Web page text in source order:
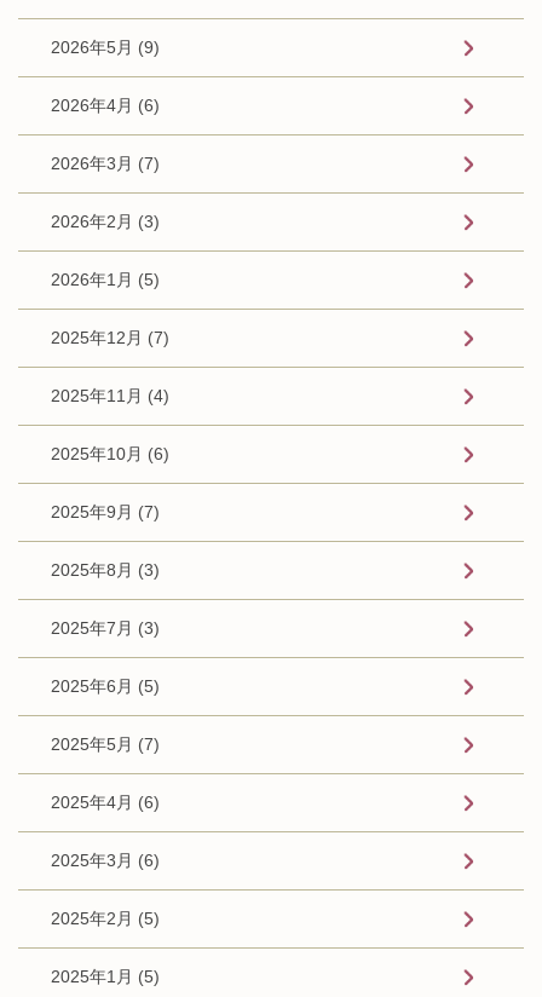
2026年5月 (9)
2026年4月 (6)
2026年3月 (7)
2026年2月 (3)
2026年1月 (5)
2025年12月 (7)
2025年11月 (4)
2025年10月 (6)
2025年9月 (7)
2025年8月 (3)
2025年7月 (3)
2025年6月 (5)
2025年5月 (7)
2025年4月 (6)
2025年3月 (6)
2025年2月 (5)
2025年1月 (5)